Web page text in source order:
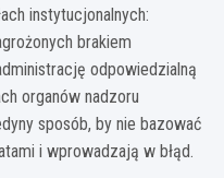
instytucjonalnych:
brakiem
odpowiedzialną
organów nadzoru
sposób, by nie bazować
i wprowadzają w błąd.